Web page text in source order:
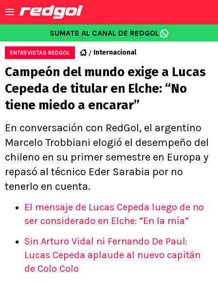
SUMATE AL CANAL DE REDGOL
ENTREVISTAS REDGOL Internacional
Campeón del mundo exige a Lucas
Cepeda de titular en Elche: “No
tiene miedo a encarar”
En conversación con RedGol, el argentino
Marcelo Trobbiani elogió el desempeño del
chileno en su primer semestre en Europa y
repasó al técnico Eder Sarabia por no
tenerlo en cuenta.
El mensaje de Lucas Cepeda luego de no
ser considerado en Elche: “En la mía”
Sin Arturo Vidal ni Fernando De Paul:
Lucas Cepeda aplaude al nuevo capitán
de Colo Colo